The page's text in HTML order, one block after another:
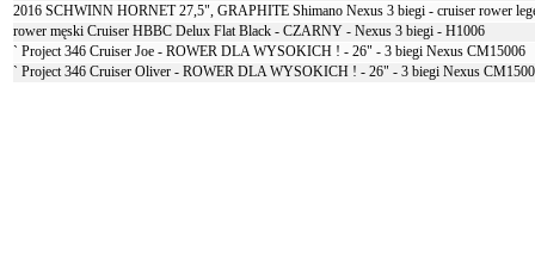
2016 SCHWINN HORNET 27,5", GRAPHITE Shimano Nexus 3 biegi - cruiser rower
rower męski Cruiser HBBC Delux Flat Black - CZARNY - Nexus 3 biegi - H1006
` Project 346 Cruiser Joe - ROWER DLA WYSOKICH ! - 26" - 3 biegi Nexus CM15006
` Project 346 Cruiser Oliver - ROWER DLA WYSOKICH ! - 26" - 3 biegi Nexus